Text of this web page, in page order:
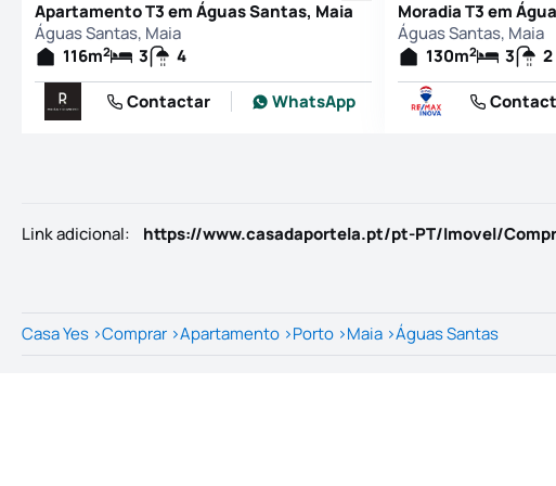
Apartamento T3 em Águas Santas, Maia
Águas Santas, Maia
116m2 3
4
Contactar
WhatsApp
Moradia T3 em
Águas Santas, Maia
130m2 3
2
Link adicional:
Casa Yes >Comprar >Apartamento >Porto >Maia >Águas Santas